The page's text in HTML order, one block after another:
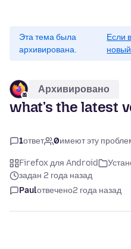
Эта тема была
архивирована.
Если
Архивировано
what's the latest
1ответ 0имеют эту
Firefox для Android
задан 2 года назад
Paulотвечено2 года назад